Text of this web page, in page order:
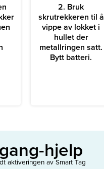
2. Bruk
skrutrekkeren til å
vippe av lokket i
hullet der
metallringen satt.
Bytt batteri.
hjelp
aktiveringen av Smart Tag